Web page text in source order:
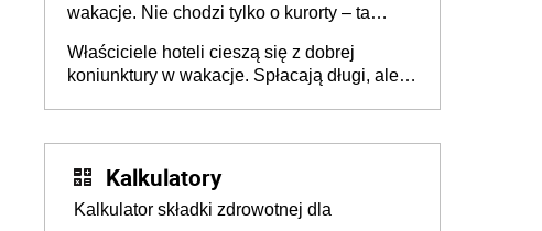
wakacje. Nie chodzi tylko o kurorty – ta
tam, gdzie wielu spędzi urlop po cichu
Właściciele hoteli cieszą się z dobrej
koniunktury w wakacje. Spłacają długi, ale
Kalkulatory
Kalkulator składki zdrowotnej dla